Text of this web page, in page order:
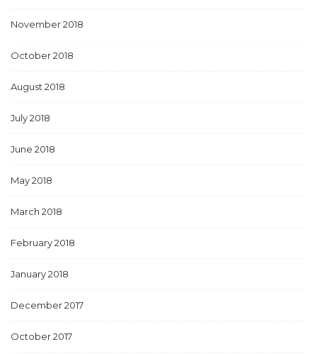
November 2018
October 2018
August 2018
July 2018
June 2018
May 2018
March 2018
February 2018
January 2018
December 2017
October 2017